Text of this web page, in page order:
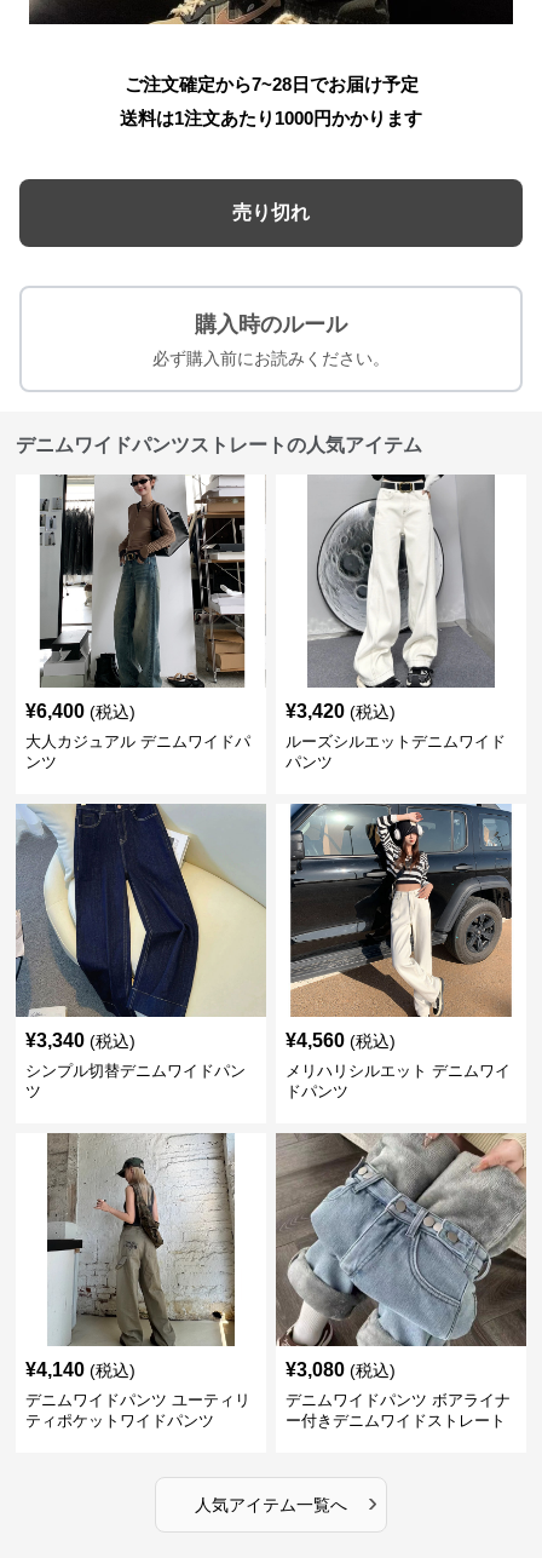
ご注文確定から7~28日でお届け予定
送料は1注文あたり 1000円かかります
売り切れ
購入時のルール
必ず購入前にお読みください。
デニムワイドパンツストレートの人気アイテム
¥6,400 (税込)
大人カジュアル デニムワイドパ
ンツ
¥3,420 (税込)
ルーズシルエットデニムワイド
パンツ
¥3,340 (税込)
シンプル切替デニムワイドパン
ツ
¥4,560 (税込)
メリハリシルエット デニムワイ
ドパンツ
¥4,140 (税込)
デニムワイドパンツ ユーティリ
ティポケットワイドパンツ
¥3,080 (税込)
デニムワイドパンツ ボアライナ
ー付きデニムワイドストレート
人気アイテム一覧へ ›